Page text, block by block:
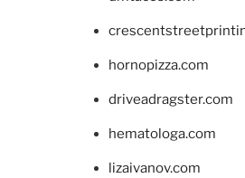
hornopizza.com
driveadragster.com
hematologa.com
lizaivanov.com